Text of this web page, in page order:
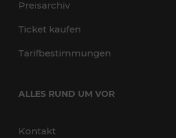
Preisarchiv
Ticket kaufen
Tarifbestimmungen
ALLES RUND UM VOR
Kontakt